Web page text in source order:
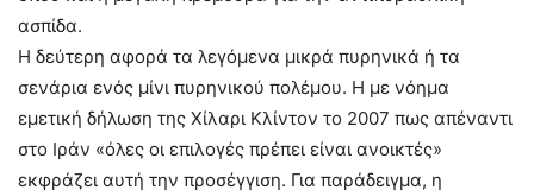
ασπίδα.
Η δεύτερη αφορά τα λεγόμενα μικρά πυρηνικά ή τα
σενάρια ενός μίνι πυρηνικού πολέμου. Η με νόημα
εμετική δήλωση της Χίλαρι Κλίντον το 2007 πως απέναντι
στο Ιράν «όλες οι επιλογές πρέπει είναι ανοικτές»
εκφράζει αυτή την προσέγγιση. Για παράδειγμα, η